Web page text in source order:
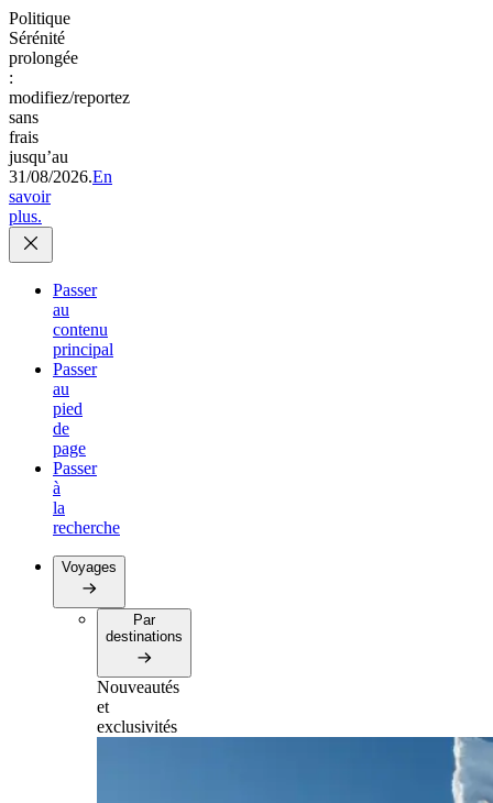
Politique
Sérénité
prolongée
:
modifiez/reportez
sans
frais
jusqu’au
31/08/2026.En
savoir
plus.
Passer
au
contenu
principal
Passer
au
pied
de
page
Passer
à
la
recherche
Voyages
Par
destinations
Nouveautés
et
exclusivités